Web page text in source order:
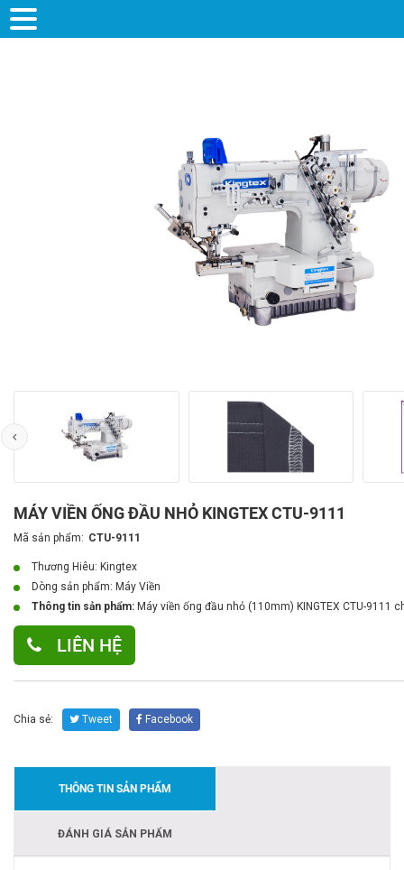
MÁY VIỀN ỐNG ĐẦU NHỎ KINGTEX CTU-9111
Mã sản phẩm: CTU-9111
Thương Hiêu: Kingtex
Dòng sản phẩm: Máy Viền
Thông tin sản phẩm: Máy viền ống đầu nhỏ (110mm) KINGTEX CTU-
LIÊN HỆ
Chia sẻ: Tweet Facebook
THÔNG TIN SẢN PHẨM
ĐÁNH GIÁ SẢN PHẨM